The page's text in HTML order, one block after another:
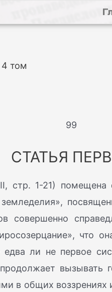
том
99
СТАТЬЯ
стр. 1-21) помещена
совершенно
что
едва ли не первое
вызывать
в общих